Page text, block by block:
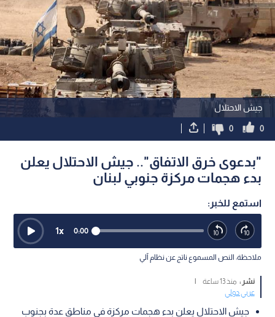
جيش الاحتلال
0
0
"بدعوى خرق الاتفاق".. جيش الاحتلال يعلن
بدء هجمات مركزة جنوبي لبنان
استمع للخبر:
0:00
1x
ملاحظة: النص المسموع ناتج عن نظام آلي
نشر : منذ 13 ساعة
|
عربي دولي
جيش الاحتلال يعلن بدء هجمات مركزة في مناطق عدة بجنوب